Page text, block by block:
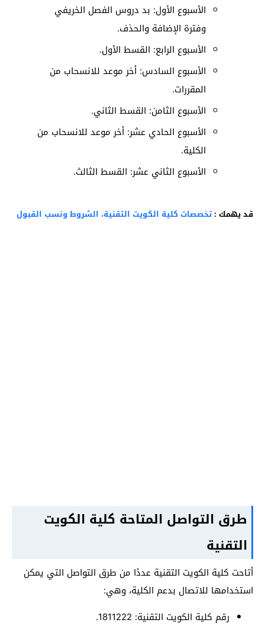
الأسبوع الأول: بد دروس الفصل الخريفي
وفترة الإضافة والحذف.
الأسبوع الرابع: القسط الأول.
الأسبوع السادس: أخر موعد للانسحاب من
المقررات.
الأسبوع الثامن: القسط الثاني.
الأسبوع الحادي عشر: أخر موعد للانسحاب من
الكلية.
الأسبوع الثاني عشر: القسط الثالث.
قد يهمك : تخصصات كلية الكويت التقنية، الشروط ونسب القبول
طرق التواصل المتاحة كلية الكويت
التقنية
أتاحت كلية الكويت التقنية عددًا من طرق التواصل التي يمكن
استخدامها للاتصال بدعم الكلية، وهي:
رقم كلية الكويت التقنية: 1811222.